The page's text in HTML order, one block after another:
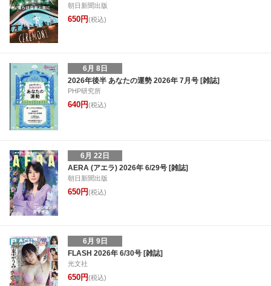
朝日新聞出版
650円(税込)
6月 8日
2026年後半 あなたの運勢 2026年 7月号 [雑誌]
PHP研究所
640円(税込)
6月 22日
AERA (アエラ) 2026年 6/29号 [雑誌]
朝日新聞出版
650円(税込)
6月 9日
FLASH 2026年 6/30号 [雑誌]
光文社
650円(税込)